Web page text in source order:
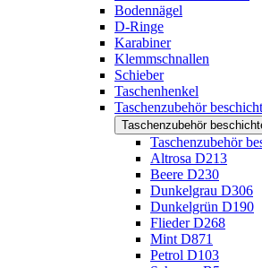
Bodennägel
D-Ringe
Karabiner
Klemmschnallen
Schieber
Taschenhenkel
Taschenzubehör
Taschenzubehör
Taschenzubehör
Altrosa D213
Beere D230
Dunkelgrau D306
Dunkelgrün D190
Flieder D268
Mint D871
Petrol D103